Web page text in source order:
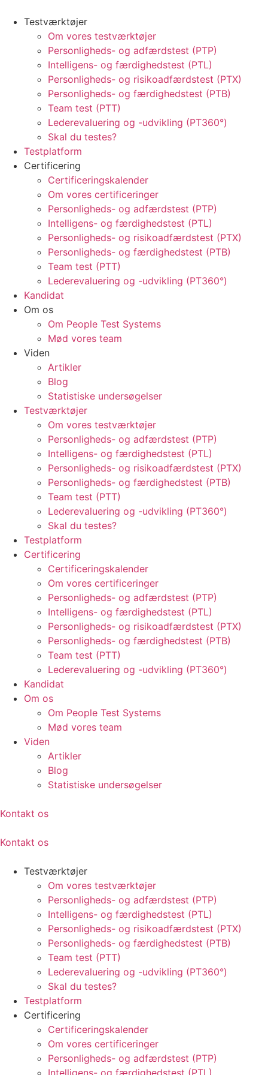
Testværktøjer
Om vores testværktøjer
Personligheds- og adfærdstest (PTP)
Intelligens- og færdighedstest (PTL)
Personligheds- og risikoadfærdstest (PTX)
Personligheds- og færdighedstest (PTB)
Team test (PTT)
Lederevaluering og -udvikling (PT360°)
Skal du testes?
Testplatform
Certificering
Certificeringskalender
Om vores certificeringer
Personligheds- og adfærdstest (PTP)
Intelligens- og færdighedstest (PTL)
Personligheds- og risikoadfærdstest (PTX)
Personligheds- og færdighedstest (PTB)
Team test (PTT)
Lederevaluering og -udvikling (PT360°)
Kandidat
Om os
Om People Test Systems
Mød vores team
Viden
Artikler
Blog
Statistiske undersøgelser
Testværktøjer
Om vores testværktøjer
Personligheds- og adfærdstest (PTP)
Intelligens- og færdighedstest (PTL)
Personligheds- og risikoadfærdstest (PTX)
Personligheds- og færdighedstest (PTB)
Team test (PTT)
Lederevaluering og -udvikling (PT360°)
Skal du testes?
Testplatform
Certificering
Certificeringskalender
Om vores certificeringer
Personligheds- og adfærdstest (PTP)
Intelligens- og færdighedstest (PTL)
Personligheds- og risikoadfærdstest (PTX)
Personligheds- og færdighedstest (PTB)
Team test (PTT)
Lederevaluering og -udvikling (PT360°)
Kandidat
Om os
Om People Test Systems
Mød vores team
Viden
Artikler
Blog
Statistiske undersøgelser
Kontakt os
Kontakt os
Testværktøjer
Om vores testværktøjer
Personligheds- og adfærdstest (PTP)
Intelligens- og færdighedstest (PTL)
Personligheds- og risikoadfærdstest (PTX)
Personligheds- og færdighedstest (PTB)
Team test (PTT)
Lederevaluering og -udvikling (PT360°)
Skal du testes?
Testplatform
Certificering
Certificeringskalender
Om vores certificeringer
Personligheds- og adfærdstest (PTP)
Intelligens- og færdighedstest (PTL)